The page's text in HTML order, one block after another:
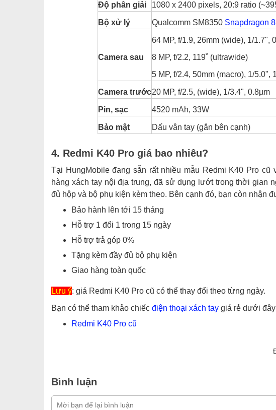
Độ phân giải 1080 x 2400 pixels, 20:9 ratio
Bộ xử lý Qualcomm SM8350 Snapdragon
Camera sau
64 MP, f/1.9, 26mm (wide), 1/1.7",
8 MP, f/2.2, 119˚ (ultrawide)
5 MP, f/2.4, 50mm (macro), 1/5.0",
Camera trước20 MP, f/2.5, (wide), 1/3.4", 0.8µm
Pin, sạc 4520 mAh, 33W
Bảo mật Dấu vân tay (gắn bên cạnh)
4. Redmi K40 Pro giá bao nhiêu?
Tại HungMobile đang sẵn rất nhiều mẫu Redmi K40 Pro
hàng xách tay nội địa trung, đã sử dụng lướt trong thời gian
đủ hộp và bộ phụ kiện kèm theo. Bên cạnh đó, bạn còn nhận
Bảo hành lên tới 15 tháng
Hỗ trợ 1 đổi 1 trong 15 ngày
Hỗ trợ trả góp 0%
Tặng kèm đầy đủ bộ phụ kiện
Giao hàng toàn quốc
Lưu ý: giá Redmi K40 Pro cũ có thể thay đổi theo từng ngày.
Bạn có thể tham khảo chiếc điện thoại xách tay giá rẻ dưới
Redmi K40 Pro cũ
Bình luận